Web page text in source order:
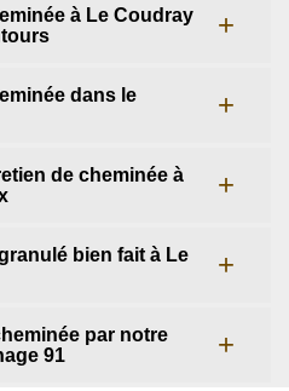
à Le Coudray
dans le
de cheminée à
bien fait à Le
par notre
91